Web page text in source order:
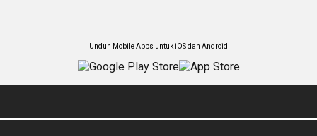
Unduh Mobile Apps untuk iOS dan Android